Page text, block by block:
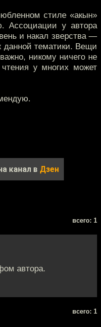
стиле «акын»
Ассоциации у автора
и накал зверства —
данной тематики. Вещи
никому ничего не
у многих может
канал в Дзен
всего: 1
автора.
всего: 1